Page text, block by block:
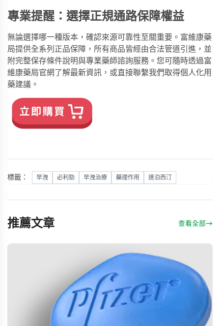
專業提醒：選擇正規通路保障權益
無論選擇哪一種版本，確認來源可靠性至關重要。富維康藥
局提供全系列正品保障，所有商品皆經由合法管道引進，並
附完整保存條件說明與專業藥師諮詢服務。您可隨時透過富
維康藥局官網 了解最新資訊，或直接聯繫我們取得個人化用
藥建議。
標籤： 早洩 必利勁 早洩治療 藥理作用 達泊西汀
推薦文章 查看全部→